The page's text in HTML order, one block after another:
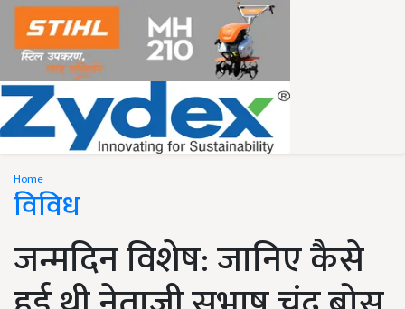
Home
विविध
जन्मदिन विशेष: जानिए कैसे